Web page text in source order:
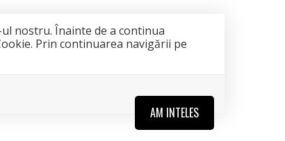
nostru. Înainte de a continua
Prin continuarea navigării pe
AM INTELES